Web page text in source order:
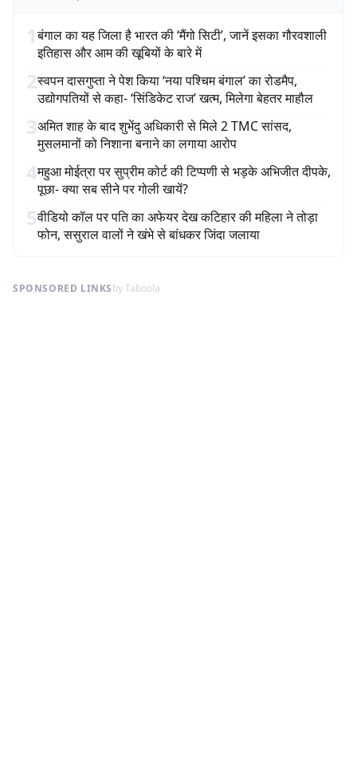
1बंगाल का यह जिला है भारत की ‘मैंगो सिटी’, जानें इसका गौरवशाली
इतिहास और आम की खूबियों के बारे में
2स्वपन दासगुप्ता ने पेश किया ‘नया पश्चिम बंगाल’ का रोडमैप,
उद्योगपतियों से कहा- ‘सिंडिकेट राज’ खत्म, मिलेगा बेहतर माहौल
3अमित शाह के बाद शुभेंदु अधिकारी से मिले 2 TMC सांसद,
मुसलमानों को निशाना बनाने का लगाया आरोप
4महुआ मोईत्रा पर सुप्रीम कोर्ट की टिप्पणी से भड़के अभिजीत दीपके,
पूछा- क्या सब सीने पर गोली खायें?
5वीडियो कॉल पर पति का अफेयर देख कटिहार की महिला ने तोड़ा
फोन, ससुराल वालों ने खंभे से बांधकर जिंदा जलाया
SPONSORED LINKSby Taboola